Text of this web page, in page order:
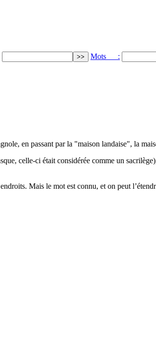
Mots :
en passant par la "maison landaise", la
celle-ci était considérée comme un
Mais le mot est connu, et on peut